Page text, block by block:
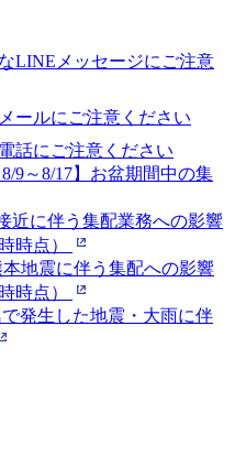
LINEメッセージにご注意
ールにご注意ください
話にご注意ください
8/9～8/17】お盆期間中の集
近に伴う集配業務への影響
時点）
地震に伴う集配への影響
時点）
発生した地震・大雨に伴